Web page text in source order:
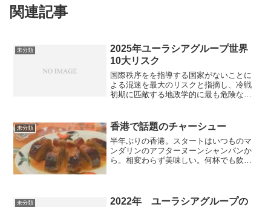
関連記事
未分類
2025年ユーラシアグループ世界
10大リスク
国際秩序をを指導する国家がないことに
よる混迷を最大のリスクと指摘し、冷戦
初期に匹敵する地政学的に最も危険な１
プの支配 3，米中決裂 4，トランプノ
ミクス 5，ならず...
未分類 香港で話題のチャーシュー
半年ぶりの香港。スタートはいつものマ
ンダリンのアフターヌーンシャンパンか
ら。相変わらず美味しい。何杯でも飲め
た。コウズウェイベイから徒...
未分類
2022年 ユーラシアグループの